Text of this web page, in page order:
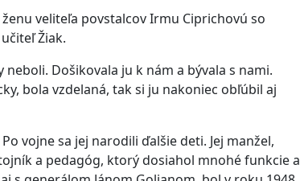
veliteľa povstalcov Irmu Ciprichovú so
Žiak.
Došikovala ju k nám a bývala s nami.
bola vzdelaná, tak si ju nakoniec obľúbil aj
vojne sa jej narodili ďalšie deti. Jej manžel,
a pedagóg, ktorý dosiahol mnohé funkcie a